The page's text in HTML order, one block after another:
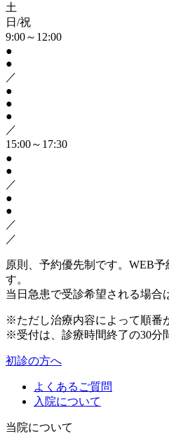
土
日/祝
9:00～12:00
●
●
／
●
●
●
／
15:00～17:30
●
●
／
●
●
／
／
原則、予約優先制です。WEB
す。
当日急患で受診希望される場合
※ただし治療内容によって順番
※受付は、診療時間終了の30分
初診の方へ
よくあるご質問
入院について
当院について